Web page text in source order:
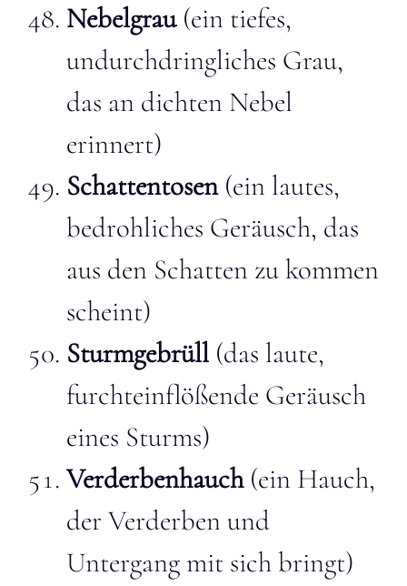
Nebelgrau(ein tiefes,
undurchdringliches Grau,
das an dichten Nebel
erinnert)
Schattentosen(ein lautes,
bedrohliches Geräusch, das
aus den Schatten zu kommen
scheint)
Sturmgebrüll (das laute,
furchteinflößende Geräusch
eines Sturms)
Verderbenhauch(ein Hauch,
der Verderben und
Untergang mit sich bringt)